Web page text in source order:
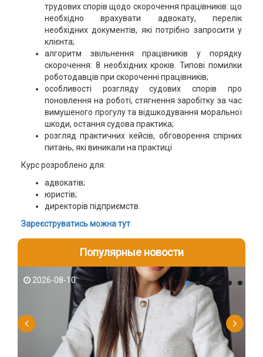
трудових спорів щодо скорочення працівників: що
необхідно врахувати адвокату, перелік
необхідних документів, які потрібно запросити у
клієнта;
алгоритм звільнення працівників у порядку
скорочення: 8 необхідних кроків. Типові помилки
роботодавців при скороченні працівників;
особливості розгляду судових спорів про
поновлення на роботі, стягнення заробітку за час
вимушеного прогулу та відшкодування моральної
шкоди, остання судова практика;
розгляд практичних кейсів, обговорення спірних
питань, які виникали на практиці
Курс розроблено для:
адвокатів;
юристів;
директорів підприємств.
Зареєструватись можна тут
Популярные новости
2026-08-10